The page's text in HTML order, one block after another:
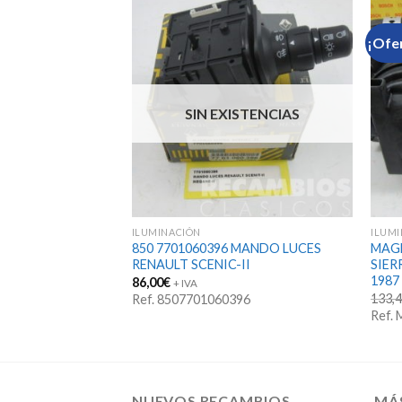
SIN EXISTENCIAS
ILUMINACIÓN
850 7701060396 MANDO LUCES
RENAULT SCENIC-II
86,00€ + IVA
Ref. 8507701060396
1987
Ref.